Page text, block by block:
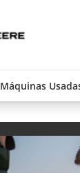
Máquinas